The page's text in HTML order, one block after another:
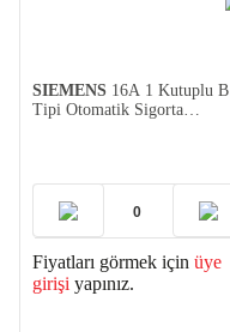
SIEMENS 16A 1 Kutuplu B
Tipi Otomatik Sigorta
Fiyatları görmek için üye
girişi yapınız.